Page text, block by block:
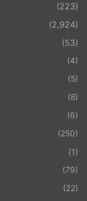
(223)
(2,924)
(53)
(4)
(5)
(8)
(6)
(250)
(1)
(79)
(22)